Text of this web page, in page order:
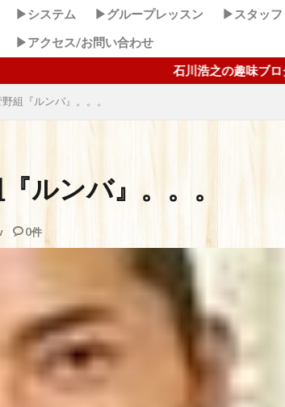
▶システム ▶グループレッスン ▶スタッフ
▶アクセス/お問い合わせ
石川浩之の趣味ブログ 【好き勝手しほ
組『ルンバ』。。。
ルンバ』。。。
0件